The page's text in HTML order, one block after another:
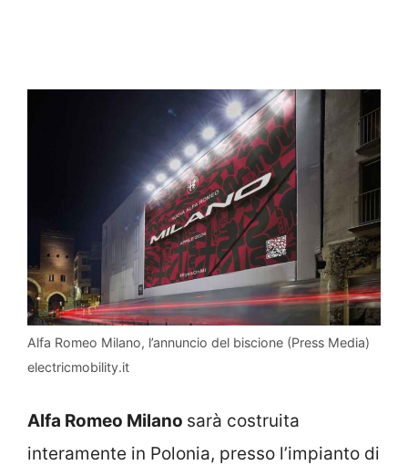
Alfa Romeo Milano, l’annuncio del biscione (Press Media)
electricmobility.it
Alfa Romeo Milano sarà costruita
interamente in Polonia, presso l’impianto di